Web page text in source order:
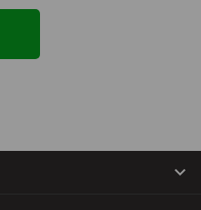
